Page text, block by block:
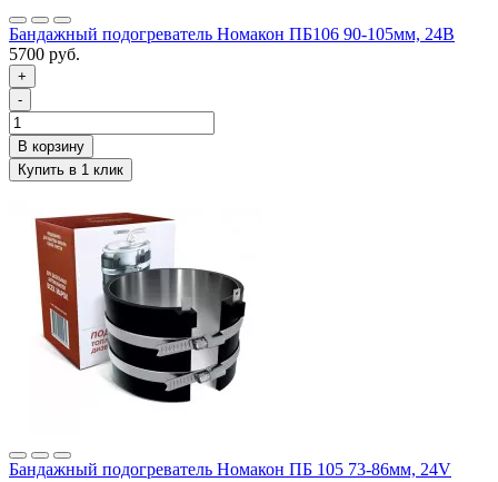
Бандажный подогреватель Номакон ПБ106 90-105мм, 24В
5700 руб.
+
-
Бандажный подогреватель Номакон ПБ 105 73-86мм, 24V